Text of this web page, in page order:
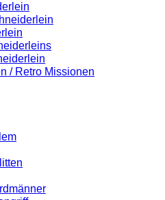
/ Retro Missionen